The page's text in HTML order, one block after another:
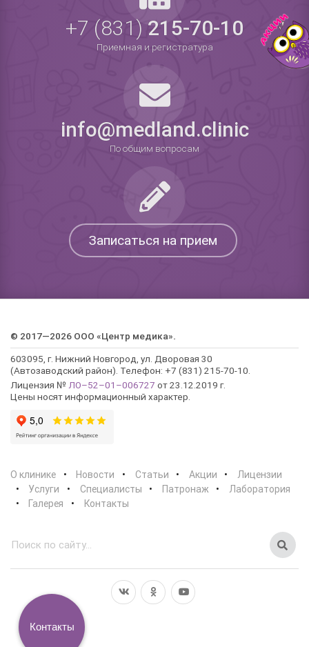
+7 (831)215-70-10
Приемная и регистратура
info@medland.clinic
По общим вопросам
Записаться на прием
© 2017—2026 ООО «Центр медика».
603095, г. Нижний Новгород, ул. Дворовая 30
(Автозаводский район). Телефон: +7 (831) 215-70-10.
Лицензия № ЛО–52–01–006727 от 23.12.2019 г.
Цены носят информационный характер.
О клинике Новости Статьи Акции
Лицензии
Услуги
Специалисты Патронаж
Лаборатория
Галерея
Контакты
Контакты